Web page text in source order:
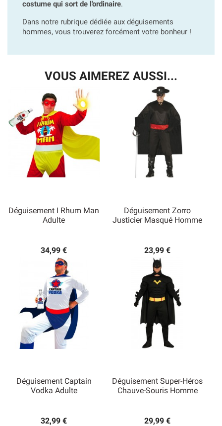
costume qui sort de l'ordinaire.
Dans notre rubrique dédiée aux déguisements
hommes, vous trouverez forcément votre bonheur !
VOUS AIMEREZ AUSSI...
Déguisement I Rhum Man
Adulte
34,99 €
Déguisement Zorro
Justicier Masqué Homme
23,99 €
Déguisement Captain
Vodka Adulte
32,99 €
Déguisement Super-Héros
Chauve-Souris Homme
29,99 €